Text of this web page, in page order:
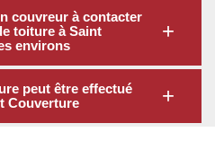
couvreur à contacter
toiture à Saint
environs
peut être effectué
Couverture